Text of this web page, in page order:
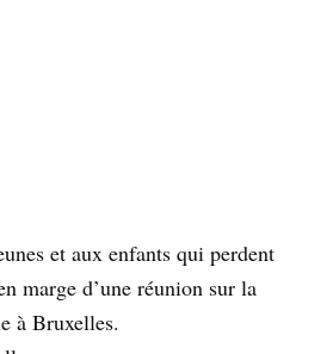
et aux enfants qui perdent
marge d’une réunion sur la
à Bruxelles.